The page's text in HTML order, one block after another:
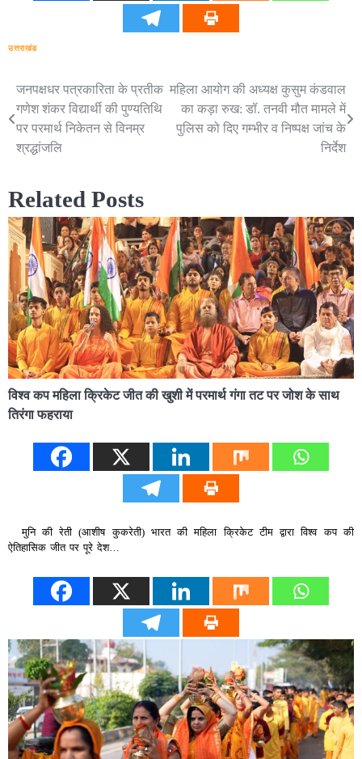
उत्तराखंड
Post
navigation
जनपक्षधर पत्रकारिता के प्रतीक
गणेश शंकर विद्यार्थी की पुण्यतिथि
पर परमार्थ निकेतन से विनम्र
श्रद्धांजलि
महिला आयोग की अध्यक्ष कुसुम कंडवाल
का कड़ा रुख: डॉ. तनवी मौत मामले में
पुलिस को दिए गम्भीर व निष्पक्ष जांच के
निर्देश
Related Posts
विश्व कप महिला क्रिकेट जीत की खुशी में परमार्थ गंगा तट पर जोश के साथ
तिरंगा फहराया
मुनि की रेती (आशीष कुकरेती) भारत की महिला क्रिकेट टीम द्वारा विश्व कप की
ऐतिहासिक जीत पर पूरे देश…